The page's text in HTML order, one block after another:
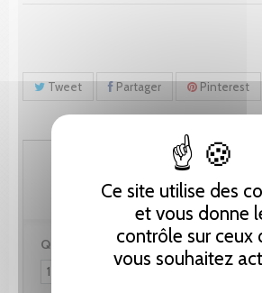
Ce site utilise des
et vous donne
contrôle sur ceux
vous souhaitez
Tweet Partager Pinterest
133.40 CHF
Quantité :